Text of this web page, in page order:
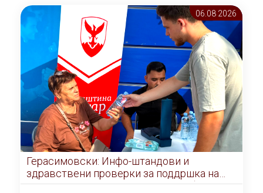
06.08 2026
Герасимовски: Инфо-штандови и
здравствени проверки за поддршка на
граѓаните во услови на топлотен бран